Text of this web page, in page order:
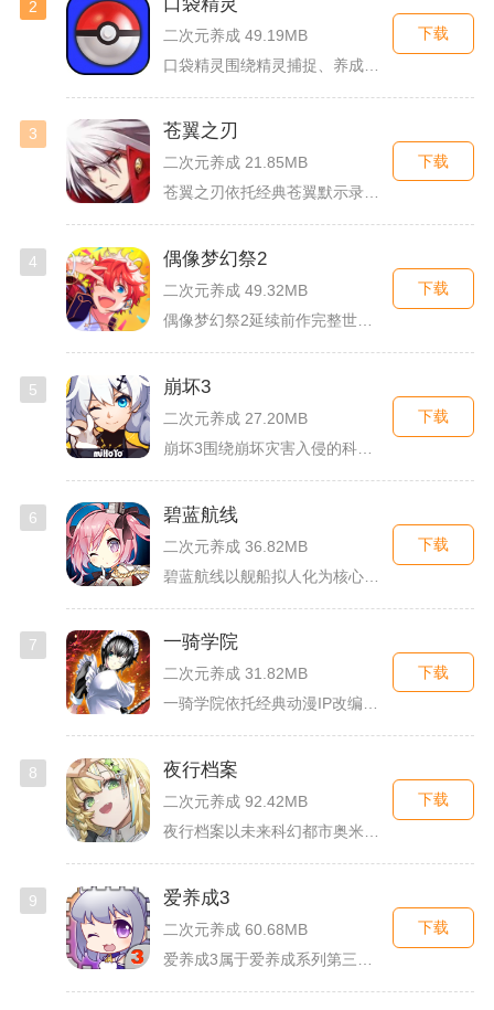
2
二次元养成 49.19MB
下载
3 苍翼之刃
二次元养成 21.85MB
苍翼之刃依托经典苍翼默示录IP打造横版指尖格斗手游，完整收录...
下载
4 偶像梦幻祭2
二次元养成 49.32MB
下载
5 崩坏3
二次元养成 27.20MB
下载
6 碧蓝航线
二次元养成 36.82MB
下载
7 一骑学院
二次元养成 31.82MB
一骑学院依托经典动漫IP改编，把三国武将化身学院少女角色，主...
下载
8 夜行档案
二次元养成 92.42MB
下载
9 爱养成3
二次元养成 60.68MB
下载